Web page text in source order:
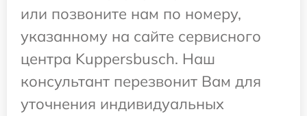
или позвоните нам по номеру,
указанному на сайте сервисного
центра Kuppersbusch. Наш
консультант перезвонит Вам для
уточнения индивидуальных